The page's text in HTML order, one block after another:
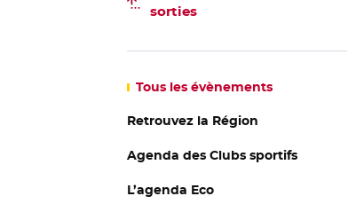
sorties
Tous les évènements
Retrouvez la Région
Agenda des Clubs sportifs
L’agenda Eco